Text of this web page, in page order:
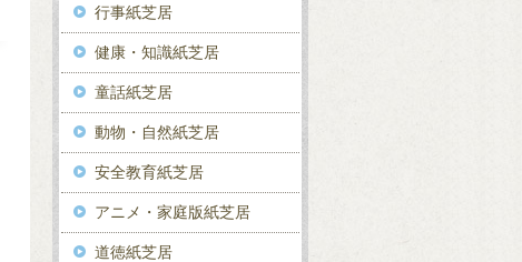
行事紙芝居
健康・知識紙芝居
童話紙芝居
動物・自然紙芝居
安全教育紙芝居
アニメ・家庭版紙芝居
道徳紙芝居